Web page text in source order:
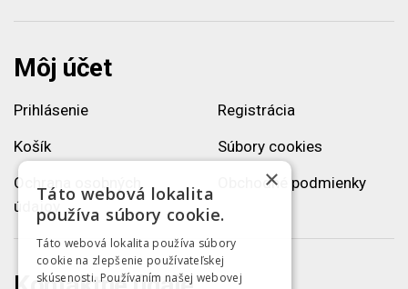
Môj účet
Prihlásenie
Registrácia
Košík
Súbory cookies
Ochrana osobných
údajov
Obchodné podmienky
×
Táto webová lokalita
používa súbory cookie.
Táto webová lokalita používa súbory
cookie na zlepšenie používateľskej
skúsenosti. Používaním našej webovej